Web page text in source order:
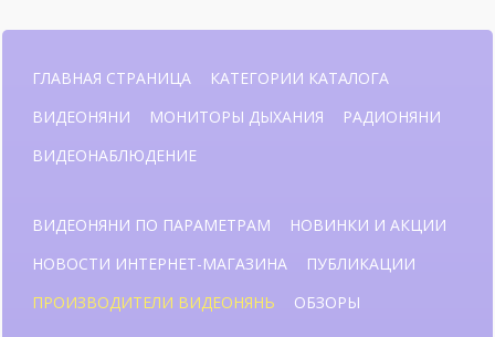
ГЛАВНАЯ СТРАНИЦА
КАТЕГОРИИ КАТАЛОГА
ВИДЕОНЯНИ
МОНИТОРЫ ДЫХАНИЯ
РАДИОНЯНИ
ВИДЕОНАБЛЮДЕНИЕ
ВИДЕОНЯНИ ПО ПАРАМЕТРАМ
НОВИНКИ И АКЦИИ
НОВОСТИ ИНТЕРНЕТ-МАГАЗИНА
ПУБЛИКАЦИИ
ПРОИЗВОДИТЕЛИ ВИДЕОНЯНЬ
ОБЗОРЫ